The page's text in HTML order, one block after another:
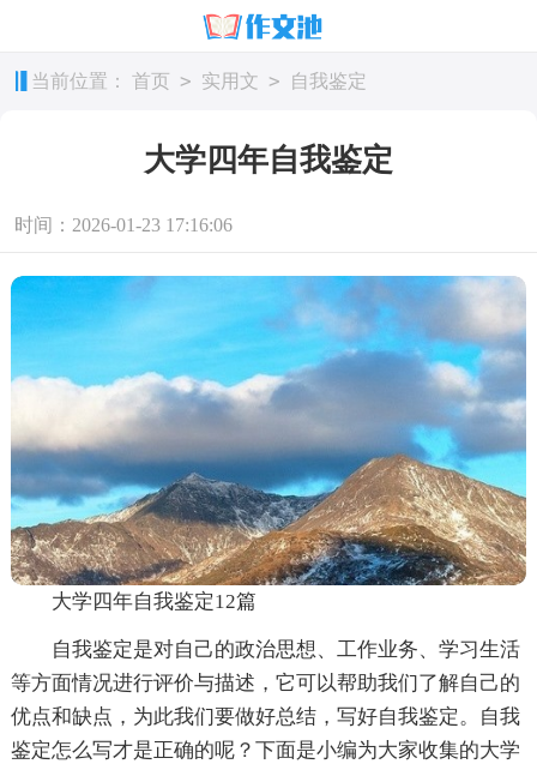
当前位置： 首页 > 实用文 > 自我鉴定
大学四年自我鉴定
时间：2026-01-23 17:16:06
大学四年自我鉴定12篇
自我鉴定是对自己的政治思想、工作业务、学习生活
等方面情况进行评价与描述，它可以帮助我们了解自己的
优点和缺点，为此我们要做好总结，写好自我鉴定。自我
鉴定怎么写才是正确的呢？下面是小编为大家收集的大学